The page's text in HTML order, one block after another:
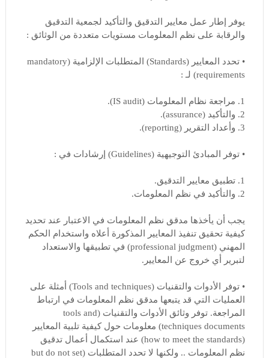
يوفر إطار عمل معايير التدقيق والتأكيد لجمعية التدقيق
والرقابة على نظم المعلومات مستويات متعددة من الوثائق :
• تحدد المعايير (Standards) المتطلبات الإلزامية (mandatory
requirements) لـ :
1. مراجعة نظام المعلومات (IS audit).
2. والتأكيد (assurance).
3. وأعداد التقرير (reporting).
• توفر المبادئ التوجيهية (Guidelines) إرشادات في :
1. تطبيق معايير التدقيق.
2. والتأكيد في نظم المعلومات.
يجب أن يأخذها مدقق نظم المعلومات في الاعتبار عند تحديد
كيفية تحقيق تنفيذ المعايير المذكورة أعلاه واستخدام الحكم
المهني (professional judgment) في تطبيقها والاستعداد
لتبرير أي خروج عن المعايير.
• توفر الأدوات والتقنيات (Tools and techniques) أمثلة على
العمليات التي قد يتبعها مدقق نظم المعلومات في ارتباط
المراجعة. توفر وثائق الأدوات والتقنيات (tools and
techniques documents) معلومات حول كيفية تلبية المعايير
(how to meet the standards) عند استكمال أعمال تدقيق
نظم المعلومات .. ولكنها لا تحدد المتطلبات (but do not set